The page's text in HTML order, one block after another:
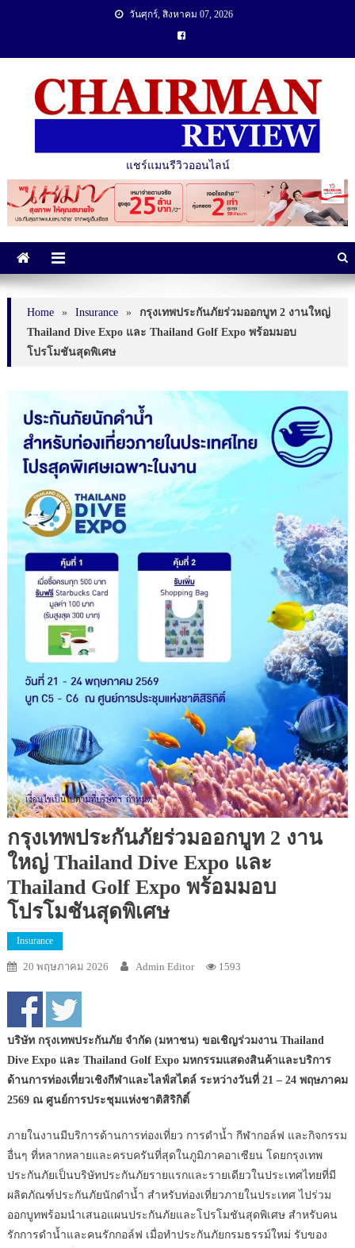
วันศุกร์, สิงหาคม 07, 2026
แชร์แมนรีวิวออนไลน์
Home » Insurance »
กรุงเทพประกันภัยร่วมออกบูท 2 งานใหญ่
Thailand Dive Expo และ Thailand Golf Expo พร้อมมอบ
โปรโมชันสุดพิเศษ
กรุงเทพประกันภัยร่วมออกบูท 2 งาน
ใหญ่ Thailand Dive Expo และ
Thailand Golf Expo พร้อมมอบ
โปรโมชันสุดพิเศษ
Insurance
20 พฤษภาคม 2026 Admin Editor 1593
บริษัท กรุงเทพประกันภัย จำกัด (มหาชน) ขอเชิญร่วมงาน Thailand
Dive Expo และ Thailand Golf Expo มหกรรมแสดงสินค้าและบริการ
ด้านการท่องเที่ยวเชิงกีฬาและไลฟ์สไตล์ ระหว่างวันที่ 21 – 24 พฤษภาคม
2569 ณ ศูนย์การประชุมแห่งชาติสิริกิติ์
ภายในงานมีบริการด้านการท่องเที่ยว การดำน้ำ กีฬากอล์ฟ และกิจกรรม
อื่นๆ ที่หลากหลายและครบครันที่สุดในภูมิภาคอาเซียน โดยกรุงเทพ
ประกันภัยเป็นบริษัทประกันภัยรายแรกและรายเดียวในประเทศไทยที่มี
ผลิตภัณฑ์ประกันภัยนักดำน้ำ สำหรับท่องเที่ยวภายในประเทศ ไปร่วม
ออกบูทพร้อมนำเสนอแผนประกันภัยและโปรโมชันสุดพิเศษ สำหรับคน
รักการดำน้ำและคนรักกอล์ฟ เมื่อทำประกันภัยกรมธรรม์ใหม่ รับของ